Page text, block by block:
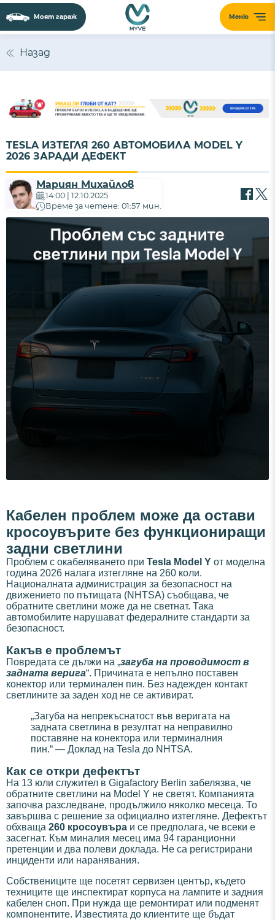
Меню
Моят гараж
Назад
TESLA ИЗТЕГЛЯ 260 АВТОМОБИЛА MODEL Y
2026 ЗАРАДИ ДЕФЕКТ
Мариян Михайлов
14:00 | 12.10.2025
Време за четене: 01:57 мин.
Кабелен проблем може да остави
кросоувърите без функциониращи
задни светлини
Проблем с окабеляването при Tesla Model Y от моделна
година 2026 налага изтегляне на 260 коли.
Националната администрация за безопасност на
движението по пътищата (NHTSA) съобщава, че
обратните светлини може да не светнат. Така
автомобилите нарушават федералните стандарти за
безопасност.
Какъв е проблемът
Повредата се дължи на „загуба на проводимост в
задната верига“. Причината е непълно поставен
конектор или терминален пин. Без надежден контакт
светлините за заден ход не се активират.
„Загуба на непрекъснатост във веригата на
задната светлина в резултат на неправилно
поставяне на конектора или терминалния
пин.“ — Доклад на Tesla до NHTSA.
Как се откри дефектът
На 13 юли служител в Gigafactory Berlin забелязва, че
обратните светлини на Model Y не светят. Компанията
започва разследване, продължило няколко месеца. То
завършва с решение за официално изтегляне. Дефектът
обхваща 260 кросоувъра и се предполага, че всеки е
засегнат. Към миналия месец има 94 гаранционни
претенции и два полеви доклада. Не са регистрирани
инциденти или наранявания.
Собствениците ще посетят сервизен център, където
техниците ще инспектират корпуса на лампите и задния
кабелен сноп. При нужда ще ремонтират или подменят
компонентите. Известията до клиентите ще бъдат